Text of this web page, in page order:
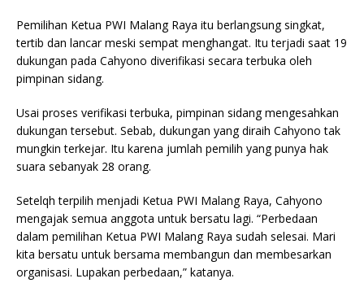
Pemilihan Ketua PWI Malang Raya itu berlangsung singkat,
tertib dan lancar meski sempat menghangat. Itu terjadi saat 19
dukungan pada Cahyono diverifikasi secara terbuka oleh
pimpinan sidang.
Usai proses verifikasi terbuka, pimpinan sidang mengesahkan
dukungan tersebut. Sebab, dukungan yang diraih Cahyono tak
mungkin terkejar. Itu karena jumlah pemilih yang punya hak
suara sebanyak 28 orang.
Setelqh terpilih menjadi Ketua PWI Malang Raya, Cahyono
mengajak semua anggota untuk bersatu lagi. “Perbedaan
dalam pemilihan Ketua PWI Malang Raya sudah selesai. Mari
kita bersatu untuk bersama membangun dan membesarkan
organisasi. Lupakan perbedaan,” katanya.